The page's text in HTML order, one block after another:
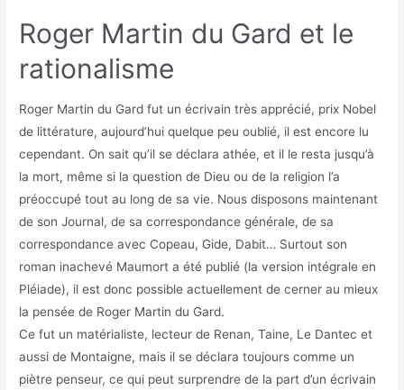
Roger Martin du Gard et le
rationalisme
Roger Martin du Gard fut un écrivain très apprécié, prix Nobel
de littérature, aujourd’hui quelque peu oublié, il est encore lu
cependant. On sait qu’il se déclara athée, et il le resta jusqu’à
la mort, même si la question de Dieu ou de la religion l’a
préoccupé tout au long de sa vie. Nous disposons maintenant
de son Journal, de sa correspondance générale, de sa
correspondance avec Copeau, Gide, Dabit… Surtout son
roman inachevé Maumort a été publié (la version intégrale en
Pléiade), il est donc possible actuellement de cerner au mieux
la pensée de Roger Martin du Gard.
Ce fut un matérialiste, lecteur de Renan, Taine, Le Dantec et
aussi de Montaigne, mais il se déclara toujours comme un
piètre penseur, ce qui peut surprendre de la part d’un écrivain